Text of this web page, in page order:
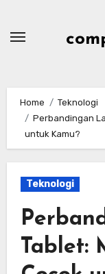
Home
Teknologi
Perbandingan
untuk Kamu?
Teknologi
Tablet: